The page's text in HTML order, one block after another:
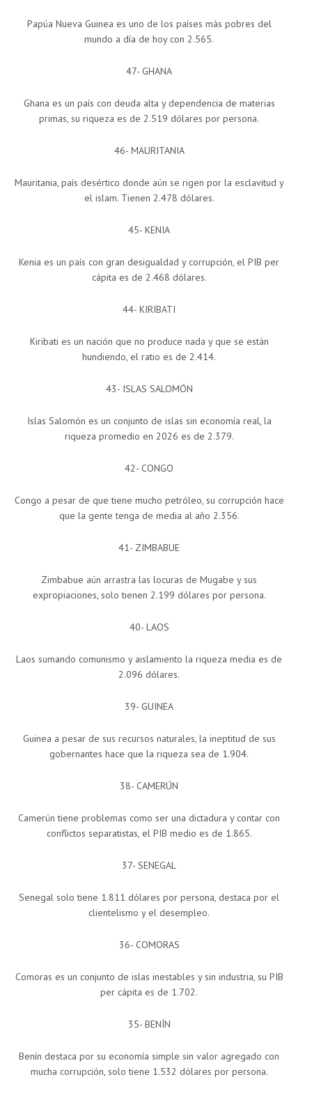
Papúa Nueva Guinea es uno de los países más pobres del
mundo a día de hoy con 2.565.
47- GHANA
Ghana es un país con deuda alta y dependencia de materias
primas, su riqueza es de 2.519 dólares por persona.
46- MAURITANIA
Mauritania, país desértico donde aún se rigen por la esclavitud y
el islam. Tienen 2.478 dólares.
45- KENIA
Kenia es un país con gran desigualdad y corrupción, el PIB per
cápita es de 2.468 dólares.
44- KIRIBATI
Kiribati es un nación que no produce nada y que se están
hundiendo, el ratio es de 2.414.
43- ISLAS SALOMÓN
Islas Salomón es un conjunto de islas sin economía real, la
riqueza promedio en 2026 es de 2.379.
42- CONGO
Congo a pesar de que tiene mucho petróleo, su corrupción hace
que la gente tenga de media al año 2.356.
41- ZIMBABUE
Zimbabue aún arrastra las locuras de Mugabe y sus
expropiaciones, solo tienen 2.199 dólares por persona.
40- LAOS
Laos sumando comunismo y aislamiento la riqueza media es de
2.096 dólares.
39- GUINEA
Guinea a pesar de sus recursos naturales, la ineptitud de sus
gobernantes hace que la riqueza sea de 1.904.
38- CAMERÚN
Camerún tiene problemas como ser una dictadura y contar con
conflictos separatistas, el PIB medio es de 1.865.
37- SENEGAL
Senegal solo tiene 1.811 dólares por persona, destaca por el
clientelismo y el desempleo.
36- COMORAS
Comoras es un conjunto de islas inestables y sin industria, su PIB
per cápita es de 1.702.
35- BENÍN
Benín destaca por su economía simple sin valor agregado con
mucha corrupción, solo tiene 1.532 dólares por persona.